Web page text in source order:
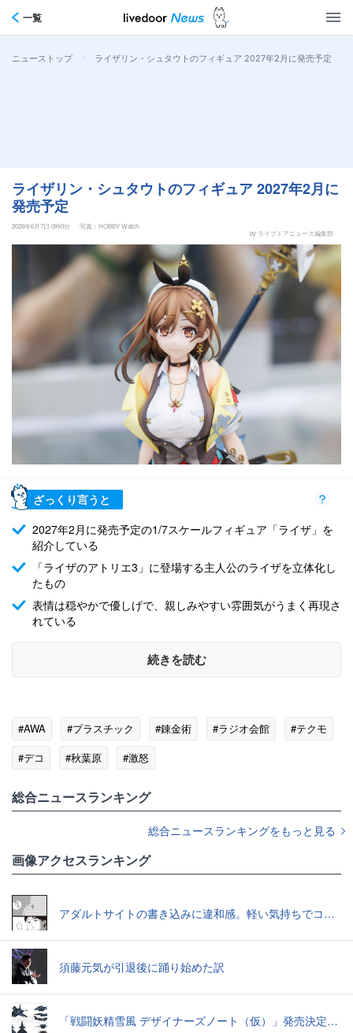
一覧
ニューストップ > ライザリン・シュタウトのフィギュア 2027年2月に発売予定
ライザリン・シュタウトのフィギュア 2027年2月に
発売予定
2026年6月7日 0時0分
写真：HOBBY Watch
by ライブドアニュース編集部
ざっくり言うと
2027年2月に発売予定の1/7スケールフィギュア「ライザ」を
紹介している
「ライザのアトリエ3」に登場する主人公のライザを立体化し
たもの
表情は穏やかで優しげで、親しみやすい雰囲気がうまく再現さ
れている
続きを読む
#AWA #プラスチック #錬金術 #ラジオ会館
#テクモ
#デコ
#秋葉原 #激怒
総合ニュースランキング
総合ニュースランキングをもっと見る
画像アクセスランキング
アダルトサイトの書き込みに違和感。軽い気持ちでコメントしてみると…／近畿地方のある場所について（1）
須藤元気が引退後に踊り始めた訳
「戦闘妖精雪風 デザイナーズノート（仮）」発売決定スーパーシルフやメイヴといった名機たちの“線”の妙味